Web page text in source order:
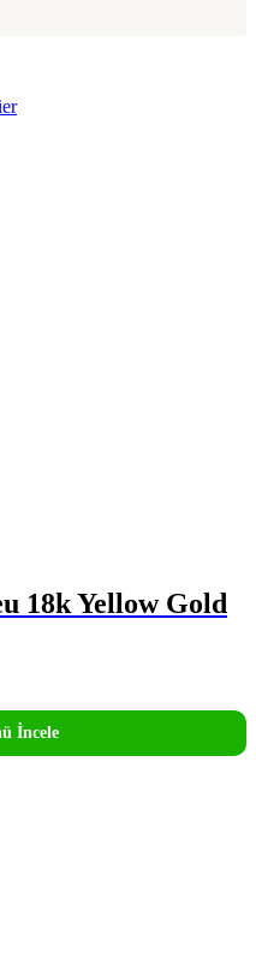
18k Yellow Gold
İncele